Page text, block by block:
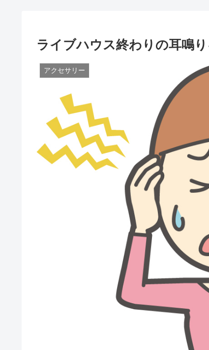
ライブハウス終わりの耳鳴
アクセサリー